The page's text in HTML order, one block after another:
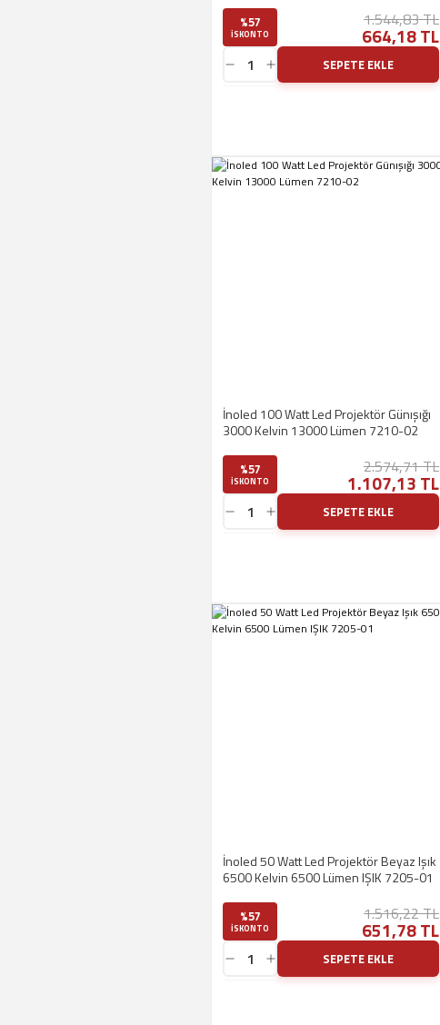
%57
ISKONTO
1.544,83 TL
664,18 TL
SEPETE EKLE
İnoled 100 Watt Led Projektör Günışığı
3000 Kelvin 13000 Lümen 7210-02
%57
ISKONTO
2.574,71 TL
1.107,13 TL
SEPETE EKLE
İnoled 50 Watt Led Projektör Beyaz Işık
6500 Kelvin 6500 Lümen IŞIK 7205-01
%57
ISKONTO
1.516,22 TL
651,78 TL
SEPETE EKLE